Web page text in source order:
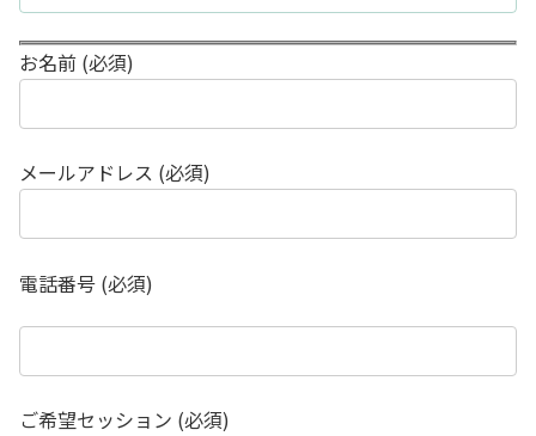
お名前 (必須)
メールアドレス (必須)
電話番号 (必須)
ご希望セッション (必須)